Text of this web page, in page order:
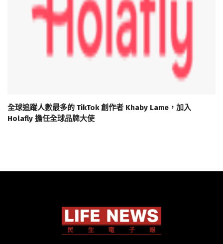
全球追蹤人數最多的 TikTok 創作者 Khaby Lame，加入
Holafly 擔任全球品牌大使